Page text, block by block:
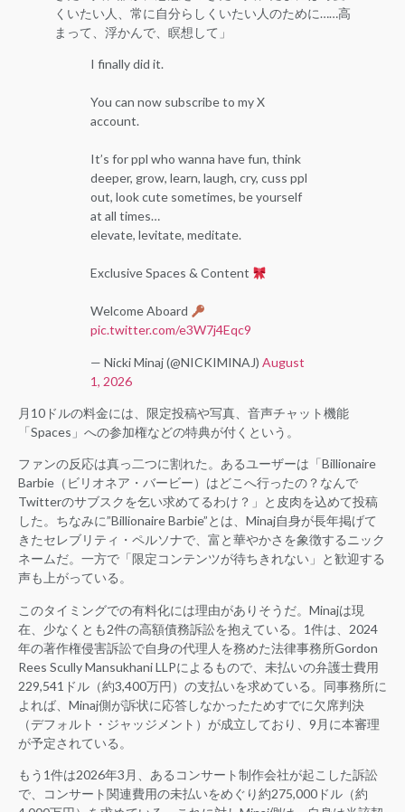
くいたい人、常に自分らしくいたい人のために……高
まって、浮かんで、瞑想して」
I finally did it.
You can now subscribe to my X
account.
It’s for ppl who wanna have fun, think
deeper, grow, learn, laugh, cry, cuss ppl
out, look cute sometimes, be yourself
at all times…
elevate, levitate, meditate.
Exclusive Spaces & Content
Welcome Aboard
pic.twitter.com/e3W7j4Eqc9
— Nicki Minaj (@NICKIMINAJ) August
1, 2026
月10ドルの料金には、限定投稿や写真、音声チャット機能
「Spaces」への参加権などの特典が付くという。
ファンの反応は真っ二つに割れた。あるユーザーは「Billionaire
Barbie（ビリオネア・バービー）はどこへ行ったの？なんで
Twitterのサブスクを乞い求めてるわけ？」と皮肉を込めて投稿
した。ちなみに”Billionaire Barbie”とは、Minaj自身が長年掲げて
きたセレブリティ・ペルソナで、富と華やかさを象徴するニック
ネームだ。一方で「限定コンテンツが待ちきれない」と歓迎する
声も上がっている。
このタイミングでの有料化には理由がありそうだ。Minajは現
在、少なくとも2件の高額債務訴訟を抱えている。1件は、2024
年の著作権侵害訴訟で自身の代理人を務めた法律事務所Gordon
Rees Scully Mansukhani LLPによるもので、未払いの弁護士費用
229,541ドル（約3,400万円）の支払いを求めている。同事務所に
よれば、Minaj側が訴状に応答しなかったためすでに欠席判決
（デフォルト・ジャッジメント）が成立しており、9月に本審理
が予定されている。
もう1件は2026年3月、あるコンサート制作会社が起こした訴訟
で、コンサート関連費用の未払いをめぐり約275,000ドル（約